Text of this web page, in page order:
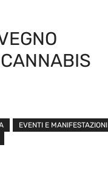
EVENTI E MANIFESTAZIONI